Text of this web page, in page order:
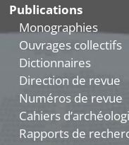
Publications
Monographies
Ouvrages collectifs
Dictionnaires
Direction de revue
Numéros de revue
Cahiers
Rapports de